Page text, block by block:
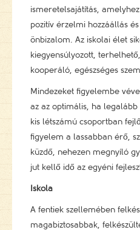
ismeretelsajátítás,
pozitív érzelmi hozzáállás
önbizalom. Az iskolai élet
kiegyensúlyozott,
kooperáló, egészséges
Mindezeket figyelembe
az az optimális, ha
kis létszámú csoportban
figyelem a lassabban érő,
küzdő, nehezen megnyíló
jut kellő idő az egyéni
Iskola
A fentiek szellemében
magabiztosabbak,